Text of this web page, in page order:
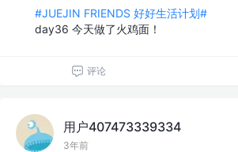
#JUEJIN FRIENDS 好好生活计划#
day36 今天做了火鸡面！
评论
用户407473339334
3年前